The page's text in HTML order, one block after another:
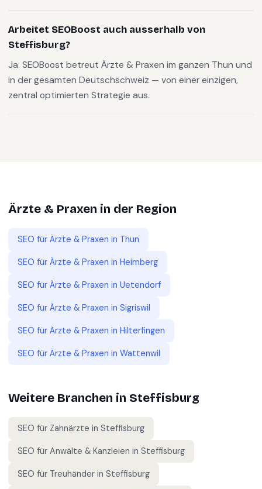
Arbeitet SEOBoost auch ausserhalb von
Steffisburg?
Ja. SEOBoost betreut Ärzte & Praxen im ganzen Thun und
in der gesamten Deutschschweiz — von einer einzigen,
zentral optimierten Strategie aus.
Ärzte & Praxen in der Region
SEO für Ärzte & Praxen in Thun
SEO für Ärzte & Praxen in Heimberg
SEO für Ärzte & Praxen in Uetendorf
SEO für Ärzte & Praxen in Sigriswil
SEO für Ärzte & Praxen in Hilterfingen
SEO für Ärzte & Praxen in Wattenwil
Weitere Branchen in Steffisburg
SEO für Zahnärzte in Steffisburg
SEO für Anwälte & Kanzleien in Steffisburg
SEO für Treuhänder in Steffisburg